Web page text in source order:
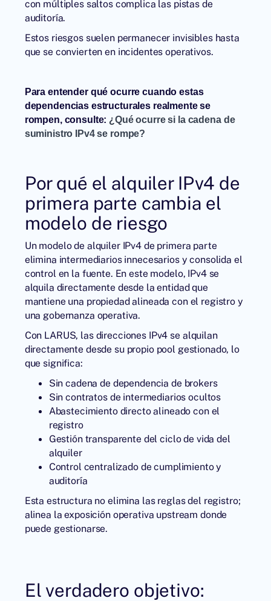
con múltiples saltos complica las pistas de
auditoría.
Estos riesgos suelen permanecer invisibles hasta
que se convierten en incidentes operativos.
Para entender qué ocurre cuando estas
dependencias estructurales realmente se
rompen, consulte: ¿Qué ocurre si la cadena de
suministro IPv4 se rompe?
Por qué el alquiler IPv4 de
primera parte cambia el
modelo de riesgo
Un modelo de alquiler IPv4 de primera parte
elimina intermediarios innecesarios y consolida el
control en la fuente. En este modelo, IPv4 se
alquila directamente desde la entidad que
mantiene una propiedad alineada con el registro y
una gobernanza operativa.
Con LARUS, las direcciones IPv4 se alquilan
directamente desde su propio pool gestionado, lo
que significa:
Sin cadena de dependencia de brokers
Sin contratos de intermediarios ocultos
Abastecimiento directo alineado con el
registro
Gestión transparente del ciclo de vida del
alquiler
Control centralizado de cumplimiento y
auditoría
Esta estructura no elimina las reglas del registro;
alinea la exposición operativa upstream donde
puede gestionarse.
El verdadero objetivo: